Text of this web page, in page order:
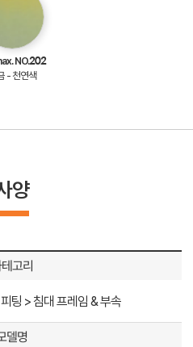
NO.202
- 천연색
양
고리
팅 > 침대 프레임 & 부속
델명